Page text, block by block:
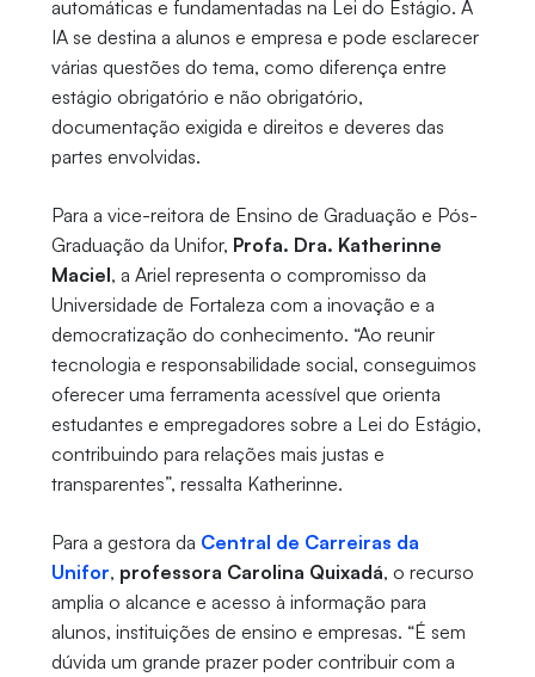
automáticas e fundamentadas na Lei do Estágio. A
IA se destina a alunos e empresa e pode esclarecer
várias questões do tema, como diferença entre
estágio obrigatório e não obrigatório,
documentação exigida e direitos e deveres das
partes envolvidas.
Para a vice-reitora de Ensino de Graduação e Pós-
Graduação da Unifor, Profa. Dra. Katherinne
Maciel, a Ariel representa o compromisso da
Universidade de Fortaleza com a inovação e a
democratização do conhecimento. “Ao reunir
tecnologia e responsabilidade social, conseguimos
oferecer uma ferramenta acessível que orienta
estudantes e empregadores sobre a Lei do Estágio,
contribuindo para relações mais justas e
transparentes”, ressalta Katherinne.
Para a gestora da Central de Carreiras da
Unifor, professora Carolina Quixadá, o recurso
amplia o alcance e acesso à informação para
alunos, instituições de ensino e empresas. “É sem
dúvida um grande prazer poder contribuir com a